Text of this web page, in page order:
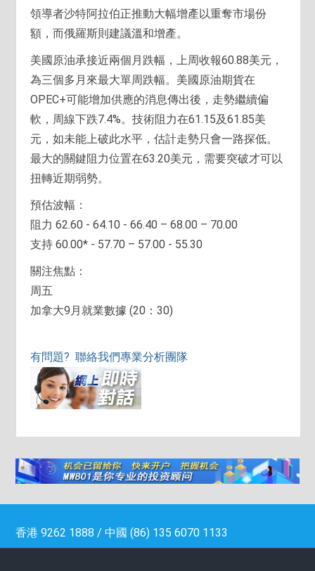
領導者沙特阿拉伯正推動大幅增產以重奪市場份
額，而俄羅斯則建議溫和增產。
美國原油承接近兩個月跌幅，上周收報60.88美元，
為三個多月來最大單周跌幅。美國原油期貨在
OPEC+可能增加供應的消息傳出後，走勢繼續偏
軟，周線下跌7.4%。技術阻力在61.15及61.85美
元，如未能上破此水平，估計走勢只會一路探低。
最大的關鍵阻力位置在63.20美元，需要突破才可以
扭轉近期弱勢。
預估波幅：
阻力 62.60 - 64.10 - 66.40 – 68.00 – 70.00
支持 60.00* - 57.70 – 57.00 - 55.30
關注焦點：
周五
加拿大9月就業數據 (20：30)
有問題? 聯絡我們專業分析團隊
香港 9262 1888 / 中國 (86) 135 6070 1133